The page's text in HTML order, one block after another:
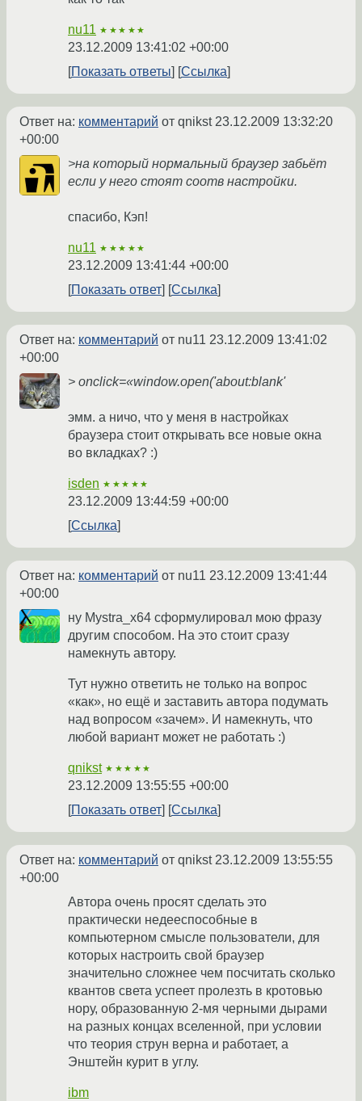
nu11 ★★★★★
23.12.2009 13:41:02 +00:00
Показать ответы
Ссылка
Ответ на: комментарий от qnikst23.12.2009 13:32:20
+00:00
>на который нормальный браузер забьёт
если у него стоят соотв настройки.
спасибо, Кэп!
nu11 ★★★★★
23.12.2009 13:41:44 +00:00
Показать ответ
Ссылка
Ответ на: комментарий от nu11 23.12.2009 13:41:02
+00:00
> onclick=«window.open('about:blank'
эмм. а ничо, что у меня в настройках
браузера стоит открывать все новые окна
во вкладках? :)
isden ★★★★★
23.12.2009 13:44:59 +00:00
Ссылка
Ответ на: комментарий от nu11 23.12.2009 13:41:44
+00:00
ну Mystra_x64 сформулировал мою фразу
другим способом. На это стоит сразу
намекнуть автору.
Тут нужно ответить не только на вопрос
«как», но ещё и заставить автора подумать
над вопросом «зачем». И намекнуть, что
любой вариант может не работать :)
qnikst ★★★★★
23.12.2009 13:55:55 +00:00
Показать ответ
Ссылка
Ответ на: комментарий от qnikst23.12.2009 13:55:55
+00:00
Автора очень просят сделать это
практически недееспособные в
компьютерном смысле пользователи, для
которых настроить свой браузер
значительно сложнее чем посчитать сколько
квантов света успеет пролезть в кротовью
нору, образованную 2-мя черными дырами
на разных концах вселенной, при условии
что теория струн верна и работает, а
Энштейн курит в углу.
ibm